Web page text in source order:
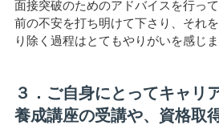
面接突破のためのアドバイスを行っ
前の不安を打ち明けて下さり、それ
り除く過程はとてもやりがいを感じま
３．ご自身にとってキャリ
養成講座の受講や、資格取